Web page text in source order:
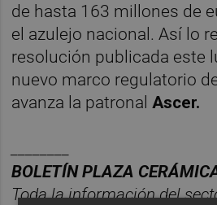
de hasta 163 millones de
el azulejo nacional. Así lo
resolución publicada este
nuevo marco regulatorio
avanza la patronalAscer.
BOLETÍN PLAZA CER
Toda la información del